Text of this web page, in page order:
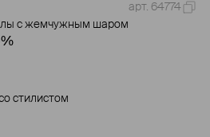
арт. 64774
с жемчужным шаром
стилистом